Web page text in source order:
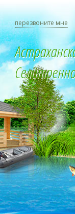
перезвоните мне